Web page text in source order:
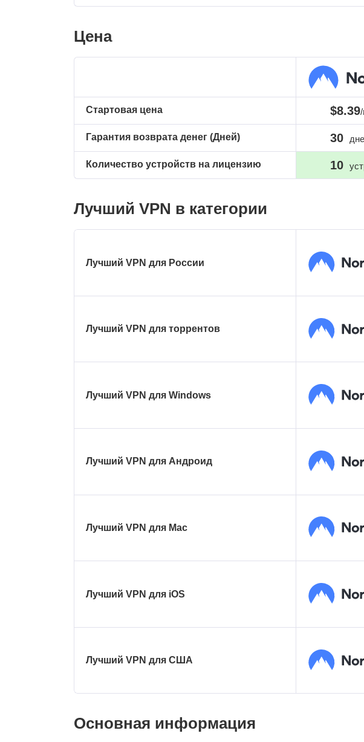
Цена
Стартовая цена
Гарантия возврата денег (Дней)
Количество устройств на лицензию
$8.39
30
10
Лучший VPN в категории
Лучший VPN для России
Лучший VPN для торрентов
Лучший VPN для Windows
Лучший VPN для Андроид
Лучший VPN для Mac
Лучший VPN для iOS
Лучший VPN для США
Основная информация